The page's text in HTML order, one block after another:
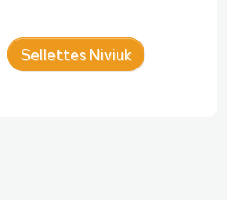
Sellettes Niviuk